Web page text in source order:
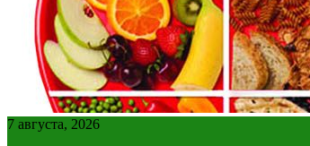
7 августа, 2026